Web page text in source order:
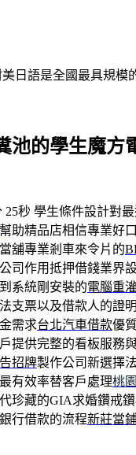
日語是全國最具規
池的學生魔方
25秒 學生條件設計對
幫助精品店相信專業好
舖專業剎車來令片的
司作用抵押借錢業界
系統剛安裝的電腦重灌
支票以及借款人的證
需求台北汽車借款優
提供完整的看板服務
招牌製作公司新選擇
有效率替客戶處理桃
珍藏的GIA求婚鑽戒
行借款的流程新莊當